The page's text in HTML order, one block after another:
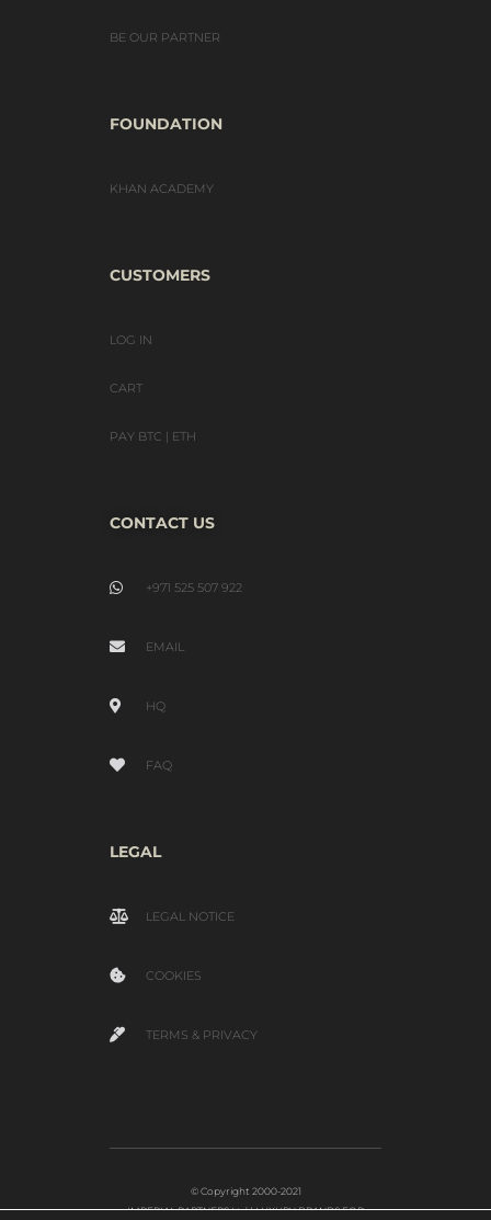
BE OUR PARTNER
FOUNDATION
KHAN ACADEMY
CUSTOMERS
LOG IN
CART
PAY BTC | ETH
CONTACT US
+971 525 507 922
EMAIL
HQ
FAQ
LEGAL
LEGAL NOTICE
COOKIES
TERMS & PRIVACY
© Copyright 2000-2021
IMPERIAL PARTNERS Ltd | LUXURY BRANDS FOR